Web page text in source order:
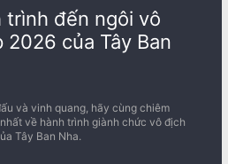
trình đến ngôi vô
của Tây Ban
và vinh quang, hãy cùng chiêm
về ​​hành trình giành chức vô địch
Tây Ban Nha.